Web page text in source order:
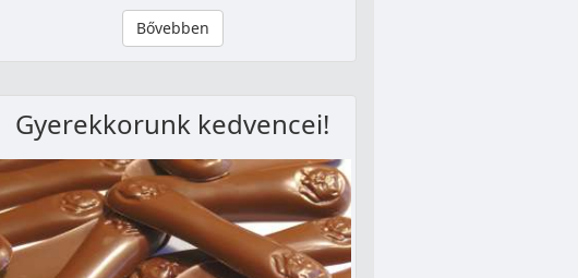
Bővebben
Gyerekkorunk kedvencei!